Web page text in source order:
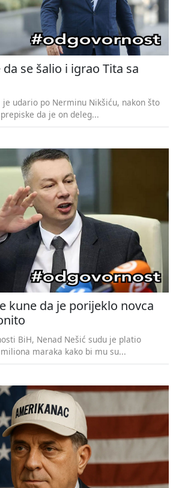
se šalio i igrao Tita sa
udario po Nerminu Nikšiću, nakon što
da je on deleg...
kune da je porijeklo novca
BiH, Nenad Nešić sudu je platio
maraka kako bi mu su...